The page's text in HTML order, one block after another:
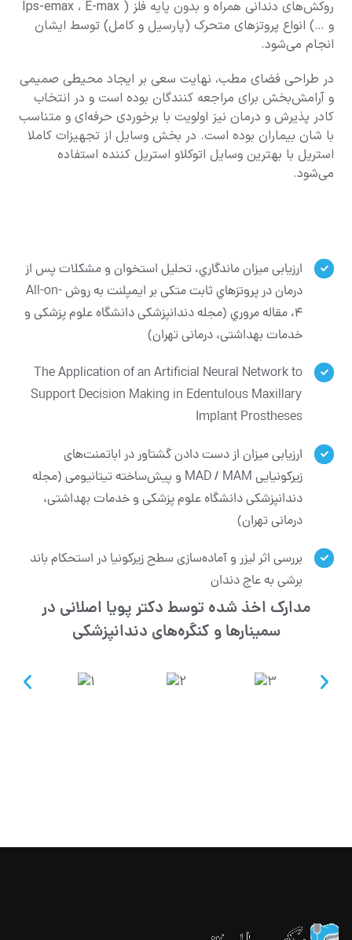
روکش‌های دندانی همراه و بدون پایه فلز ( Ips-emax ، E-max
و …) انواع پروتز‌های متحرک (پارسیل و کامل) توسط ايشان
انجام مي‌شود.
در طراحي فضاي مطب، نهايت سعي بر ايجاد محيطي صميمي
و آرامش‌بخش براي مراجعه كنندگان بوده است و در انتخاب
كادر پذيرش و درمان نیز اولويت با برخوردي حرفه‌ای و متناسب
با شان بيماران بوده است. در بخش وسایل از تجهیزات کاملا
استریل با بهترین وسایل اتوکلاو استریل کننده استفاده
می‌شود.
ارزیابی میزان ماندگاري، تحلیل استخوان و مشکلات پس از
درمان در پروتزهاي ثابت متکی بر ایمپلنت به روش All-on-
4، مقاله مروري (مجله دندانپزشکی دانشگاه علوم پزشکی و
خدمات بهداشتی، درمانی تهران)
The Application of an Artificial Neural Network to
Support Decision Making in Edentulous Maxillary
Implant Prostheses
ارزیابی میزان از دست دادن گشتاور در اباتمنت‌های
زیرکونیایی MAD / MAM و پیش‌ساخته تیتانیومی (مجله
دندانپزشکی دانشگاه علوم پزشکی و خدمات بهداشتی،
درمانی تهران)
بررسی اثر لیزر و آماده‌سازی سطح زیرکونیا در استحکام باند
برشی به عاج دندان
مدارک اخذ شده توسط دکتر پویا اصلانی در
سمینارها و کنگره‌های دندانپزشکی